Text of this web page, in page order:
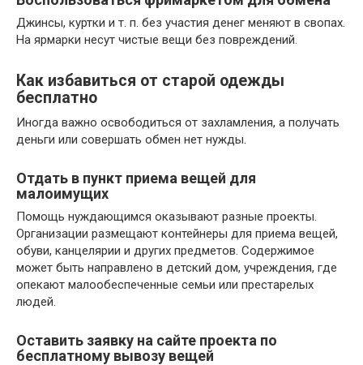
Джинсы, куртки и т. п. без участия денег меняют в свопах.
На ярмарки несут чистые вещи без повреждений.
Как избавиться от старой одежды
бесплатно
Иногда важно освободиться от захламления, а получать
деньги или совершать обмен нет нужды.
Отдать в пункт приема вещей для
малоимущих
Помощь нуждающимся оказывают разные проекты.
Организации размещают контейнеры для приема вещей,
обуви, канцелярии и других предметов. Содержимое
может быть направлено в детский дом, учреждения, где
опекают малообеспеченные семьи или престарелых
людей.
Оставить заявку на сайте проекта по
бесплатному вывозу вещей